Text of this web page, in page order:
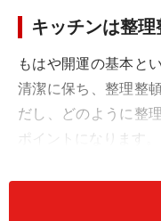
キッチンは整
もはや開運の基本と
清潔に保ち、整理整
だし、どのように整
ポイントになります。
収納の方法には、大